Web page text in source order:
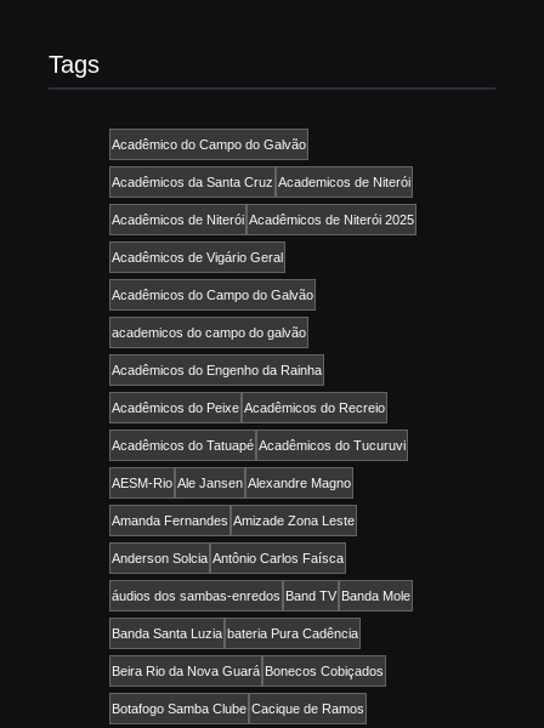
Tags
Acadêmico do Campo do Galvão
Acadêmicos da Santa Cruz Academicos de Niterói
Acadêmicos de Niterói Acadêmicos de Niterói 2025
Acadêmicos de Vigário Geral
Acadêmicos do Campo do Galvão
academicos do campo do galvão
Acadêmicos do Engenho da Rainha
Acadêmicos do Peixe Acadêmicos do Recreio
Acadêmicos do Tatuapé Acadêmicos do Tucuruvi
AESM-Rio Ale Jansen Alexandre Magno
Amanda Fernandes Amizade Zona Leste
Anderson Solcia Antônio Carlos Faísca
áudios dos sambas-enredos Band TV Banda Mole
Banda Santa Luzia bateria Pura Cadência
Beira Rio da Nova Guará Bonecos Cobiçados
Botafogo Samba Clube Cacique de Ramos